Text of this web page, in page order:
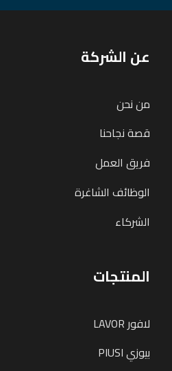
عن الشركة
من نحن
قصة نجاحنا
فريق العمل
الوظائف الشاغرة
الشركاء
المنتجات
لافور LAVOR
بيوزي PIUSI